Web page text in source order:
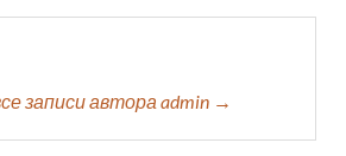
записи автора admin →